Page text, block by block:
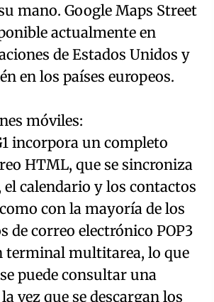
mano. Google Maps Street
actualmente en
de Estados Unidos y
en los países europeos.
móviles:
incorpora un completo
HTML, que se sincroniza
calendario y los contactos
con la mayoría de los
de correo electrónico POP3
terminal multitarea, lo que
puede consultar una
vez que se descargan los